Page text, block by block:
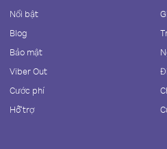
Nổi bật
Blog
Bảo mật
Viber Out
Cước phí
Hỗ trợ